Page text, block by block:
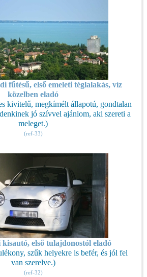
fűtésű, első emeleti téglalakás, víz
közelben eladó
kivitelű, megkímélt állapotú, gondtalan
jó szívvel ajánlom, aki szereti a
meleget.)
(ref-33)
első tulajdonostól eladó
szűk helyekre is befér, és jól fel
van szerelve.)
(ref-32)